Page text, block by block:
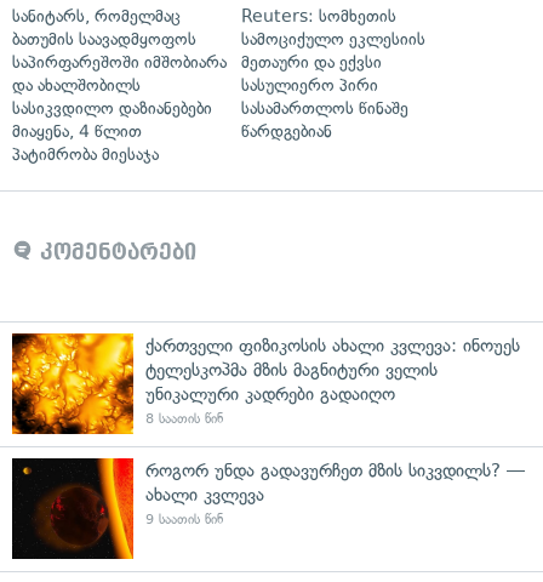
სანიტარს, რომელმაც
ბათუმის საავადმყოფოს
საპირფარეშოში იმშობიარა
და ახალშობილს
სასიკვდილო დაზიანებები
მიაყენა, 4 წლით
პატიმრობა მიესაჯა
Reuters: სომხეთის
სამოციქულო ეკლესიის
მეთაური და ექვსი
სასულიერო პირი
სასამართლოს წინაშე
წარდგებიან
კომენტარები
ქართველი ფიზიკოსის ახალი კვლევა: ინოუეს
ტელესკოპმა მზის მაგნიტური ველის
უნიკალური კადრები გადაიღო
8 საათის წინ
როგორ უნდა გადავურჩეთ მზის სიკვდილს? —
ახალი კვლევა
9 საათის წინ